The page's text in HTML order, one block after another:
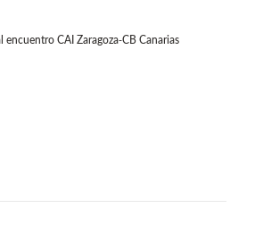
CAI Zaragoza-CB Canarias